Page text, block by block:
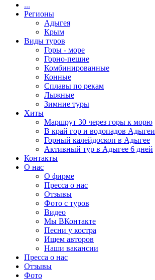
...
Регионы
Адыгея
Крым
Виды туров
Горы - море
Горно-пешие
Комбинированные
Конные
Сплавы по рекам
Лыжные
Зимние туры
Хиты
Маршрут 30 через горы к морю
В край гор и водопадов Адыгеи
Горный калейдоскоп в Адыгее
Активный тур в Адыгее 6 дней
Контакты
О нас
О фирме
Пресса о нас
Отзывы
Фото с туров
Видео
Мы ВКонтакте
Песни у костра
Ищем авторов
Наши вакансии
Пресса о нас
Отзывы
Фото